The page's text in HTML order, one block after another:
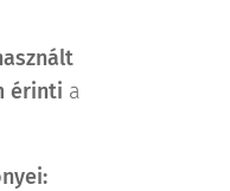
érinti a